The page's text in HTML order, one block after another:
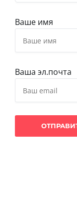
Ваше имя
Ваша эл.почта